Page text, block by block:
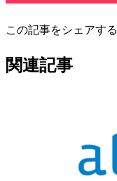
この記事をシェアする
関連記事